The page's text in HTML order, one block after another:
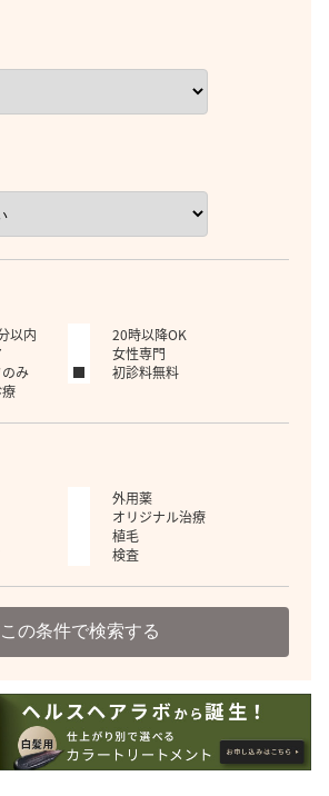
以内
20時以降OK
女性専門
み
初診料無料
外用薬
オリジナル治療
植毛
検査
この条件で検索する